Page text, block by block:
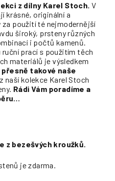
z dílny Karel Stoch. V
krásné, originální a
použití té nejmodernější
široký, prsteny různých
i počtů kamenů.
prací s použitím těch
materiálů je výsledkem
přesně takové naše
naší kolekce Karel Stoch
Rádi Vám poradíme a
z bezešvých kroužků.
je zdarma.